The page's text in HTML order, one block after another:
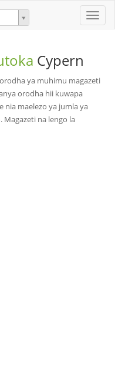
Toggle
Cypern
ya muhimu magazeti
orodha hii kuwapa
nia maelezo ya jumla ya
Magazeti na lengo la